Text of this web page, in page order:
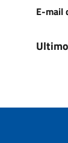
E-mail